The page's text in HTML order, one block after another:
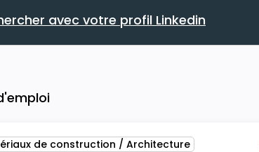
CV Rechercher avec votre profil
avec votre profil Linkedin
de construction / Architecture